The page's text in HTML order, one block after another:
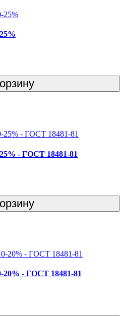
- ГОСТ 18481-81
20% - ГОСТ 18481-81